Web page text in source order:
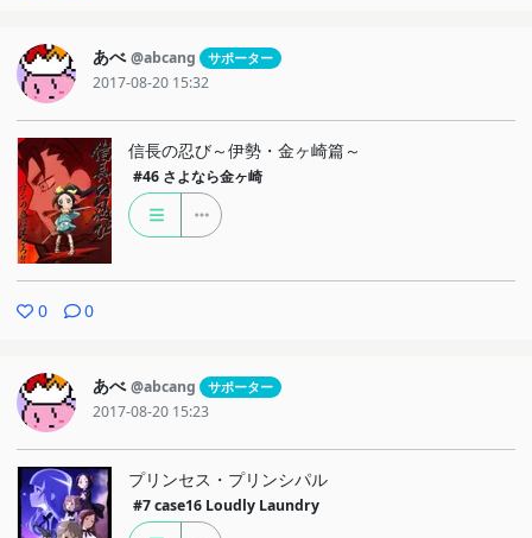
あべ @abcang サポーター
2017-08-20 15:32
信長の忍び～伊勢・金ヶ崎篇～
#46 さよなら金ヶ崎
0 0
あべ @abcang サポーター
2017-08-20 15:23
プリンセス・プリンシパル
#7 case16 Loudly Laundry